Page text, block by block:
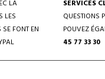
LA
LES
FONT EN
SERVICES
QUESTIONS
POUVEZ
45 77 33 30